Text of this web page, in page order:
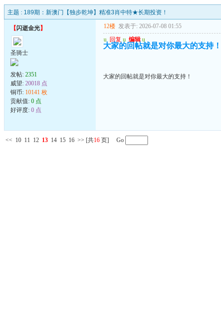
主题 : 189期：新澳门【独步乾坤】精准3肖中特★长期投资！
【闪逝金光】
圣骑士
发帖: 2351
威望: 20018 点
铜币: 10141 枚
贡献值: 0 点
好评度: 0 点
12楼 发表于: 2026-07-08 01:55
u 回复 u 编辑 u
大家的回帖就是对你最大的支持！
大家的回帖就是对你最大的支持！
<< 10 11 12 13 14 15 16 >> [共16 页] Go